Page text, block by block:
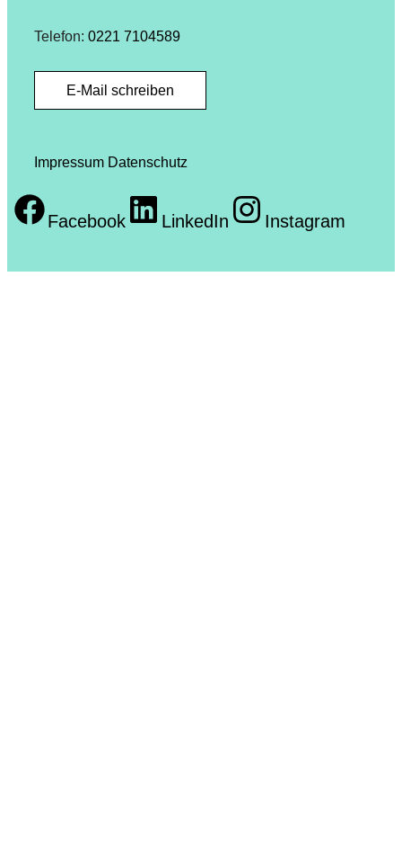
Telefon: 0221 7104589
E-Mail schreiben
Impressum Datenschutz
Facebook LinkedIn Instagram